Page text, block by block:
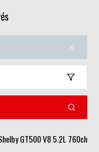
GT500 V8 5.2L 760ch